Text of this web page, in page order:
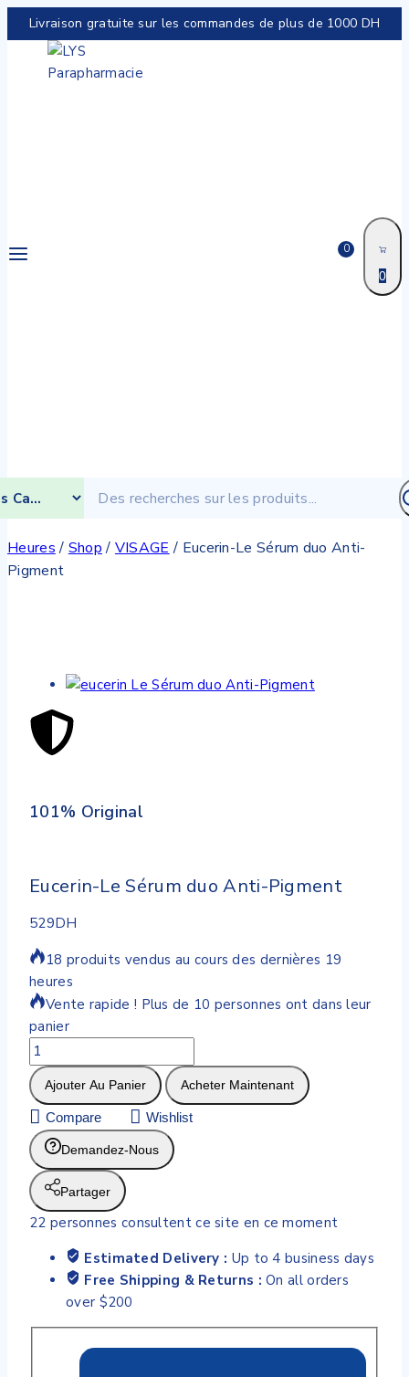
Livraison gratuite sur les commandes de plus de 1000 DH
0
0
Heures / Shop / VISAGE / Eucerin-Le Sérum duo Anti-
Pigment
101% Original
Eucerin-Le Sérum duo Anti-Pigment
529DH
18 produits vendus au cours des dernières 19
heures
Vente rapide ! Plus de 10 personnes ont dans leur
panier
Ajouter Au Panier Acheter Maintenant
Compare Wishlist
Demandez-Nous
Partager
22 personnes consultent ce site en ce moment
Estimated Delivery : Up to 4 business days
Free Shipping & Returns :On all orders
over $200